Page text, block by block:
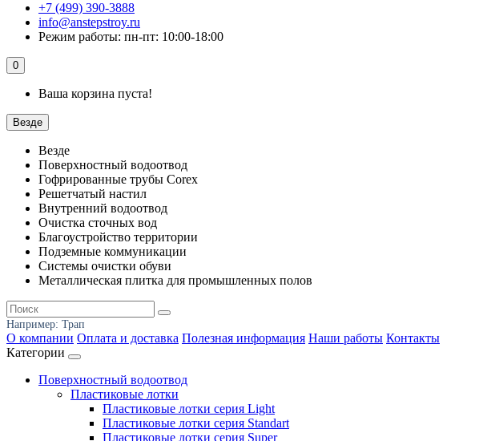
+7 (499) 390-3888
info@anstepstroy.ru
Режим работы: пн-пт: 10:00-18:00
0
Ваша корзина пуста!
Везде
Везде
Поверхностный водоотвод
Гофрированные трубы Corex
Решетчатый настил
Внутренний водоотвод
Очистка сточных вод
Благоустройство территории
Подземные коммуникации
Системы очистки обуви
Металлическая плитка для промышленных полов
Например: Трап
О компании Оплата и доставка Полезная информация Наши работы Контакты
Категории
Поверхностный водоотвод
Пластиковые лотки
Пластиковые лотки серия Light
Пластиковые лотки серия Standart
Пластиковые лотки серия Super